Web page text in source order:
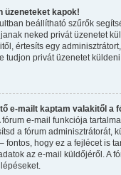
üzeneteket kapok!
beállítható szűrők
neked privát üzenetet
értesíts egy
tudjon privát üzenetet
e-mailt kaptam valakitől a
fórum e-mail funkciója
a fórum adminisztrátorát,
fontos, hogy ez a fejlécet is
az e-mail küldőjéről. A